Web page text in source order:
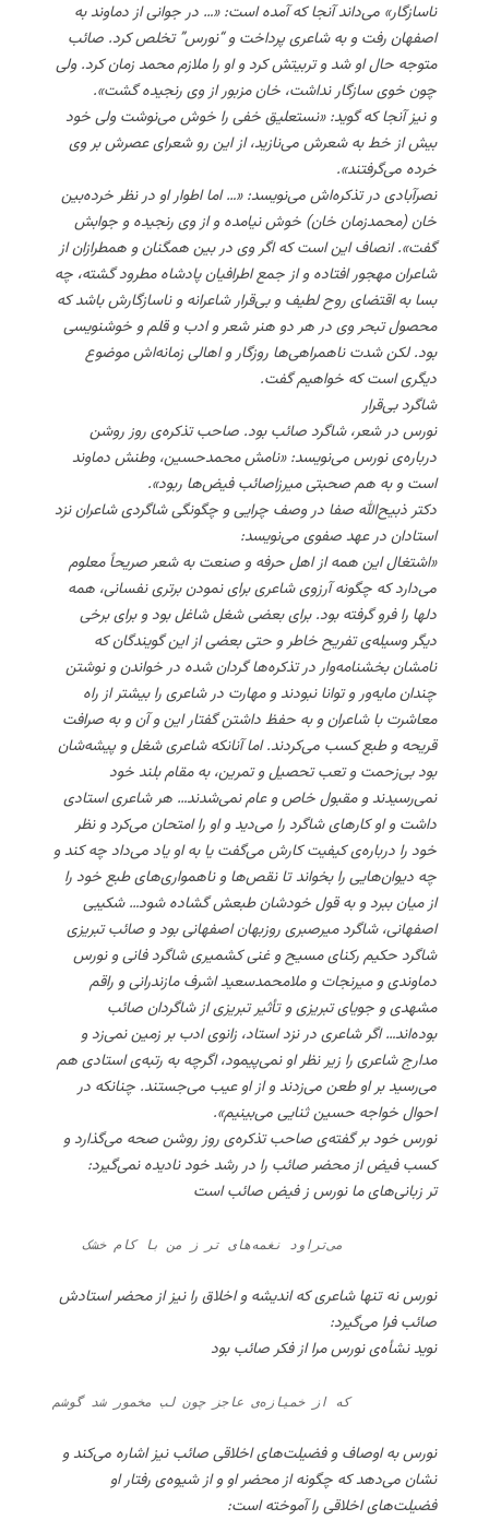
ناسازگار» می‌داند آنجا که آمده است: «… در جوانی از دماوند به
اصفهان رفت و به شاعری پرداخت و “نورس” تخلص کرد. صائب
متوجه حال او شد و تربیتش کرد و او را ملازم محمد زمان کرد. ولی
چون خوی سازگار نداشت، خان مزبور از وی رنجیده گشت».
و نیز آنجا که گوید: «نستعلیق خفی را خوش می‌نوشت ولی خود
بیش از خط به شعرش می‌نازید، از این رو شعرای عصرش بر وی
خرده می‌گرفتند».
نصرآبادی در تذکره‌اش می‌نویسد: «… اما اطوار او در نظر خرده‌بین
خان (محمدزمان خان) خوش نیامده و از وی رنجیده و جوابش
گفت». انصاف این است که اگر وی در بین همگنان و همطرازان از
شاعران مهجور افتاده و از جمع اطرافیان پادشاه مطرود گشته، چه
بسا به اقتضای روح لطیف و بی‌قرار شاعرانه و ناسازگارش باشد که
محصول تبحر وی در هر دو هنر شعر و ادب و قلم و خوشنویسی
بود. لکن شدت ناهمراهی‌ها روزگار و اهالی زمانه‌اش موضوع
دیگری است که خواهیم گفت.
شاگرد بی‌قرار
نورس در شعر، شاگرد صائب بود. صاحب تذکره‌ی روز روشن
درباره‌ی نورس می‌نویسد: «نامش محمدحسین، وطنش دماوند
است و به هم صحبتی میرزاصائب فیض‌ها ربود».
دکتر ذبیح‌الله صفا در وصف چرایی و چگونگی شاگردی شاعران نزد
استادان در عهد صفوی می‌نویسد:
«اشتغال این همه از اهل حرفه و صنعت به شعر صریحاً معلوم
می‌دارد که چگونه آرزوی شاعری برای نمودن برتری نفسانی، همه
دلها را فرو گرفته بود. برای بعضی شغل شاغل بود و برای برخی
دیگر وسیله‌ی تفریح خاطر و حتی بعضی از این گویندگان که
نامشان بخشنامه‌وار در تذکره‌ها گردان شده در خواندن و نوشتن
چندان مایه‌ور و توانا نبودند و مهارت در شاعری را بیشتر از راه
معاشرت با شاعران و به حفظ داشتن گفتار این و آن و به صرافت
قریحه و طبع کسب می‌کردند. اما آنانکه شاعری شغل و پیشه‌شان
بود بی‌زحمت و تعب تحصیل و تمرین، به مقام بلند خود
نمی‌رسیدند و مقبول خاص و عام نمی‌شدند… هر شاعری استادی
داشت و او کارهای شاگرد را می‌دید و او را امتحان می‌کرد و نظر
خود را درباره‌ی کیفیت کارش می‌گفت یا به او یاد می‌داد چه کند و
چه دیوان‌هایی را بخواند تا نقص‌ها و ناهمواری‌های طبع خود را
از میان ببرد و به قول خودشان طبعش گشاده شود… شکیبی
اصفهانی، شاگرد میرصبری روزبهان اصفهانی بود و صائب تبریزی
شاگرد حکیم رکنای مسیح و غنی کشمیری شاگرد فانی و نورس
دماوندی و میرنجات و ملامحمدسعید اشرف مازندرانی و راقم
مشهدی و جویای تبریزی و تأثیر تبریزی از شاگردان صائب
بوده‌اند… اگر شاعری در نزد استاد، زانوی ادب بر زمین نمی‌زد و
مدارج شاعری را زیر نظر او نمی‌پیمود، اگرچه به رتبه‌ی استادی هم
می‌رسید بر او طعن می‌زدند و از او عیب می‌جستند. چنانکه در
احوال خواجه حسین ثنایی می‌بینیم».
نورس خود بر گفته‌ی صاحب تذکره‌ی روز روشن صحه می‌گذارد و
کسب فیض از محضر صائب را در رشد خود نادیده نمی‌گیرد:
تر زبانی‌های ما نورس ز فیض صائب است
    می‌تراود نغمه‌های تر ز من با کام خشک
نورس نه تنها شاعری که اندیشه و اخلاق را نیز از محضر استادش
صائب فرا می‌گیرد:
نوید نشأه‌ی نورس مرا از فکر صائب بود
که از خمیازه‌ی عاجز چون لب مخمور شد گوشم
نورس به اوصاف و فضیلت‌های اخلاقی صائب نیز اشاره می‌کند و
نشان می‌دهد که چگونه از محضر او و از شیوه‌ی رفتار او
فضیلت‌های اخلاقی را آموخته است: